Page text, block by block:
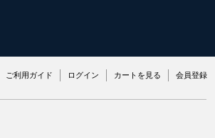
ご利用ガイド ログイン カートを見る 会員登録